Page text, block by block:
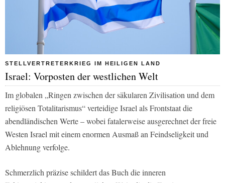
STELLVERTRETERKRIEG IM HEILIGEN LAND
Israel: Vorposten der westlichen Welt
Im globalen „Ringen zwischen der säkularen Zivilisation und dem
religiösen Totalitarismus“ verteidige Israel als Frontstaat die
abendländischen Werte – wobei fatalerweise ausgerechnet der freie
Westen Israel mit einem enormen Ausmaß an Feindseligkeit und
Ablehnung verfolge.
Schmerzlich präzise schildert das Buch die inneren